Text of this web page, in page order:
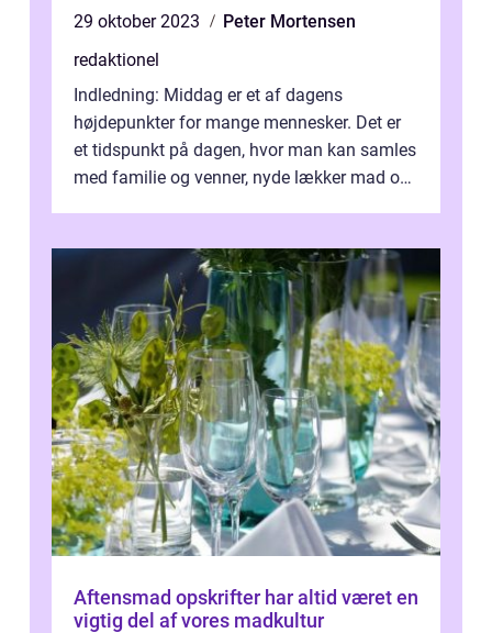
29 oktober 2023
Peter Mortensen
redaktionel
Indledning: Middag er et af dagens
højdepunkter for mange mennesker. Det er
et tidspunkt på dagen, hvor man kan samles
med familie og venner, nyde lækker mad og
Aftensmad opskrifter har altid været en
vigtig del af vores madkultur